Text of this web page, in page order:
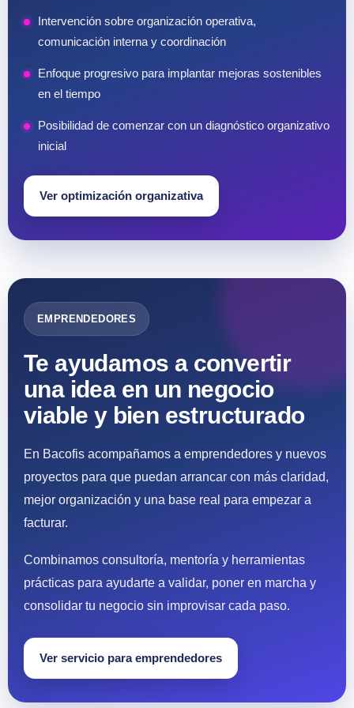
Intervención sobre organización operativa,
comunicación interna y coordinación
Enfoque progresivo para implantar mejoras sostenibles
en el tiempo
Posibilidad de comenzar con un diagnóstico organizativo
inicial
Ver optimización organizativa
EMPRENDEDORES
Te ayudamos a convertir
una idea en un negocio
viable y bien estructurado
En Bacofis acompañamos a emprendedores y nuevos
proyectos para que puedan arrancar con más claridad,
mejor organización y una base real para empezar a
facturar.
Combinamos consultoría, mentoría y herramientas
prácticas para ayudarte a validar, poner en marcha y
consolidar tu negocio sin improvisar cada paso.
Ver servicio para emprendedores